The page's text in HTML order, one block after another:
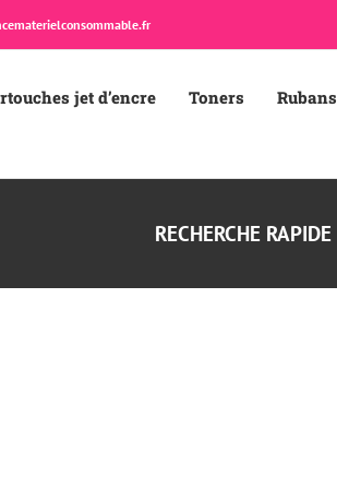
jet d’encre Toners Rubans
RECHERCHE RAPIDE